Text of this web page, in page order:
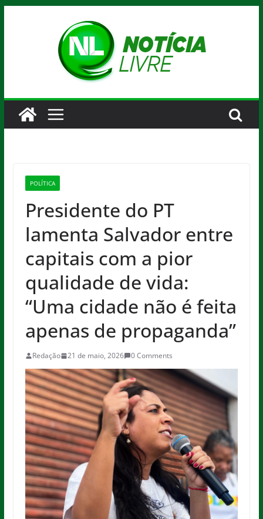
POLÍTICA
Presidente do PT
lamenta Salvador entre
capitais com a pior
qualidade de vida:
“Uma cidade não é feita
apenas de propaganda”
Redação 21 de maio, 2026 0 Comments